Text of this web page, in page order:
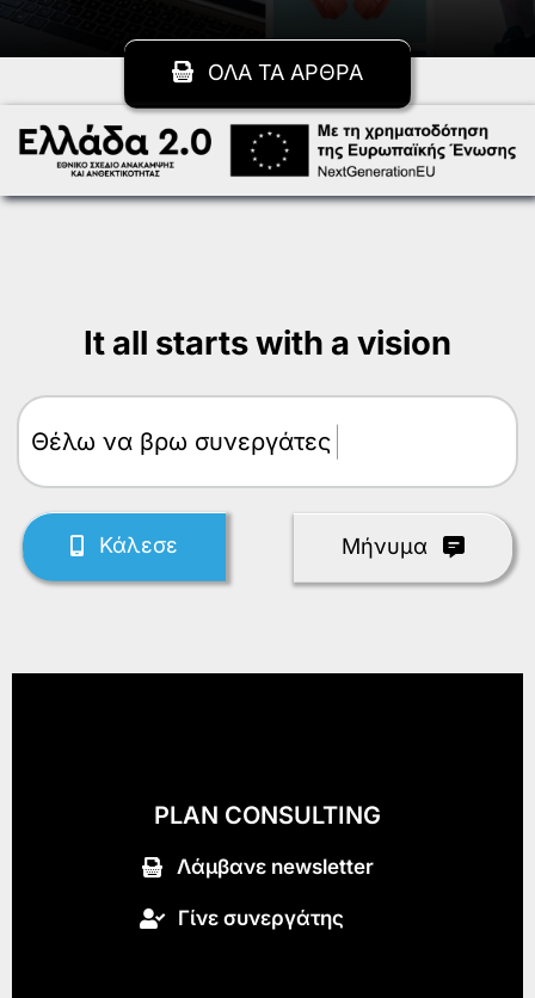
ΟΛΑ ΤΑ ΑΡΘΡΑ
It all starts with a vision
Θέλω
Κάλεσε Mήνυμα
PLAN CONSULTING
Λάμβανε newsletter
Γίνε συνεργάτης